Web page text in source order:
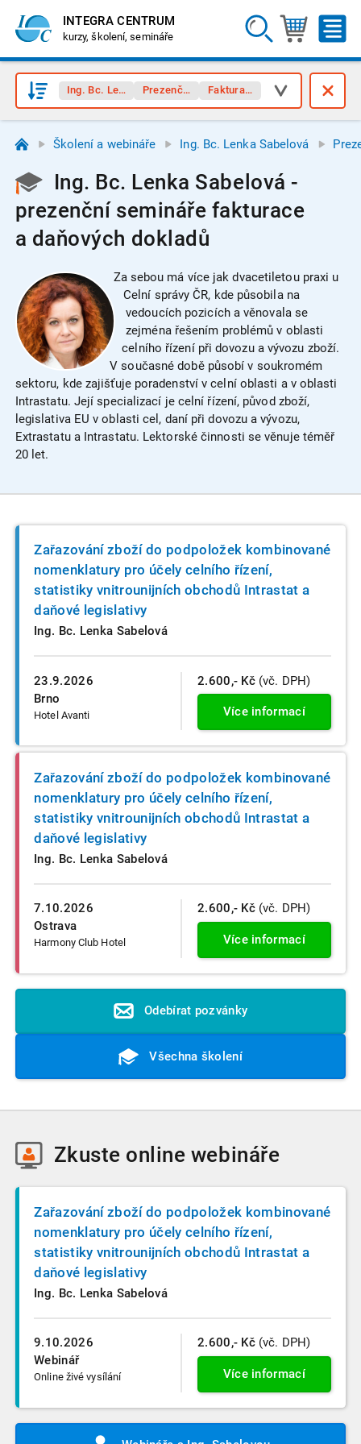
INTEGRA CENTRUM
kurzy, školení, semináře
Ing. Bc. Lenka SabelováPrezenční seminářeFakturace, doklady
Školení a webináře Ing. Bc. Lenka Sabelová
Ing. Bc. Lenka Sabelová -
prezenční semináře fakturace
a daňových dokladů
Za sebou má více jak dvacetiletou praxi u
Celní správy ČR, kde působila na
vedoucích pozicích a věnovala se
zejména řešením problémů v oblasti
celního řízení při dovozu a vývozu zboží.
V současné době působí v soukromém
sektoru, kde zajišťuje poradenství v celní oblasti a v oblasti
Intrastatu. Její specializací je celní řízení, původ zboží,
legislativa EU v oblasti cel, daní při dovozu a vývozu,
Extrastatu a Intrastatu. Lektorské činnosti se věnuje téměř
20 let.
23.9.2026
Brno
Hotel Avanti
Zařazování zboží do podpoložek kombinované
nomenklatury pro účely celního řízení,
statistiky vnitrounijních obchodů Intrastat a
daňové legislativy
Ing. Bc. Lenka Sabelová
2.600,- Kč (vč. DPH)
Více informací
7.10.2026
Ostrava
Harmony Club Hotel
Zařazování zboží do podpoložek kombinované
nomenklatury pro účely celního řízení,
statistiky vnitrounijních obchodů Intrastat a
daňové legislativy
Ing. Bc. Lenka Sabelová
2.600,- Kč (vč. DPH)
Více informací
Odebírat pozvánky
Všechna školení
Zkuste online webináře
9.10.2026
Webinář
Online živé vysílání
Zařazování zboží do podpoložek kombinované
nomenklatury pro účely celního řízení,
statistiky vnitrounijních obchodů Intrastat a
daňové legislativy
Ing. Bc. Lenka Sabelová
2.600,- Kč (vč. DPH)
Více informací